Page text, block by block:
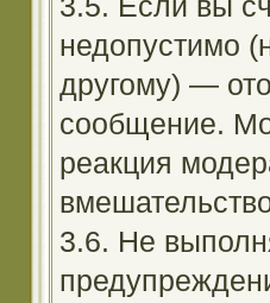
3.5. Если вы
недопустимо
другому) —
сообщение.
реакция
3.6. Не